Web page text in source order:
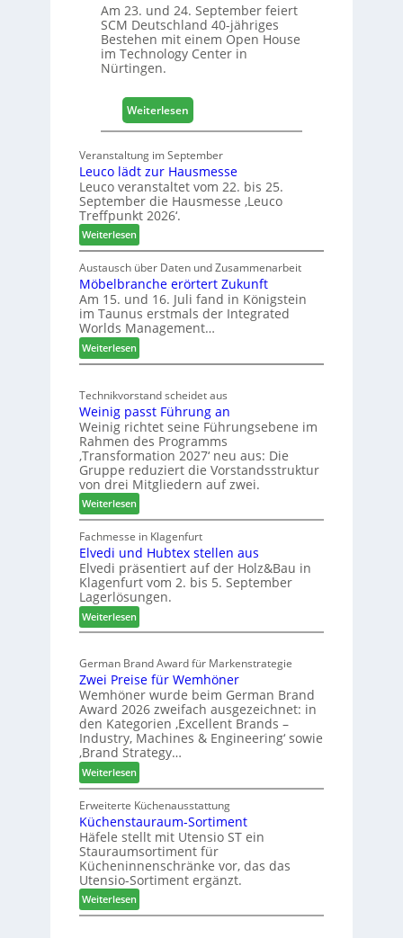
+
H
o
2
0
8
Am 23. und 24. September feiert
SCM Deutschland 40-jähriges
Bestehen mit einem Open House
im Technology Center in
Nürtingen.
Weiterlesen:
4
J
a
h
C
M
D
e
u
s
h
l
a
n
d
Veranstaltung im September
Leuco lädt zur Hausmesse
Leuco veranstaltet vom 22. bis 25.
September die Hausmesse ‚Leuco
Treffpunkt 2026‘.
Weiterlesen:
L
e
u
c
o
l
ä
d
z
u
r
H
a
u
s
m
e
s
s
e
Austausch über Daten und Zusammenarbeit
Möbelbranche erörtert Zukunft
Am 15. und 16. Juli fand in Königstein
im Taunus erstmals der Integrated
Worlds Management…
Weiterlesen:
M
b
e
l
b
r
a
n
c
h
e
e
r
ö
r
t
e
t
Z
u
k
u
n
f
t
Technikvorstand scheidet aus
Weinig passt Führung an
Weinig richtet seine Führungsebene im
Rahmen des Programms
‚Transformation 2027‘ neu aus: Die
Gruppe reduziert die Vorstandsstruktur
von drei Mitgliedern auf zwei.
Weiterlesen:
W
e
i
n
i
g
p
a
s
t
F
ü
h
r
u
n
g
a
n
Fachmesse in Klagenfurt
Elvedi und Hubtex stellen aus
Elvedi präsentiert auf der Holz&Bau in
Klagenfurt vom 2. bis 5. September
Lagerlösungen.
Weiterlesen:
E
v
e
d
i
u
n
d
H
u
b
t
e
x
s
t
e
German Brand Award für Markenstrategie
Zwei Preise für Wemhöner
Wemhöner wurde beim German Brand
Award 2026 zweifach ausgezeichnet: in
den Kategorien ‚Excellent Brands –
Industry, Machines & Engineering‘ sowie
‚Brand Strategy…
Weiterlesen:
Z
w
e
i
P
r
e
i
s
Erweiterte Küchenausstattung
Küchenstauraum-Sortiment
Häfele stellt mit Utensio ST ein
Stauraumsortiment für
Kücheninnenschränke vor, das das
Utensio-Sortiment ergänzt.
Weiterlesen:
K